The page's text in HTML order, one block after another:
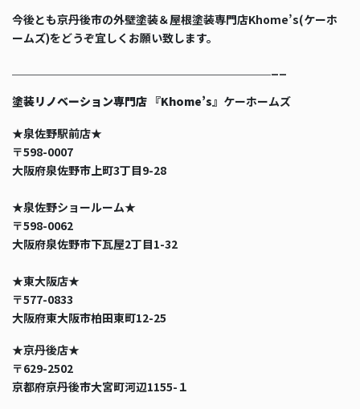
今後とも京丹後市の外壁塗装＆屋根塗装専門店Khome’s(ケーホ
ームズ)をどうぞ宜しくお願い致します。
塗装リノベーション専門店 『Khome’s』 ケーホームズ
★泉佐野駅前店★
〒598-0007
大阪府泉佐野市上町3丁目9-28
★泉佐野ショールーム★
〒598-0062
大阪府泉佐野市下瓦屋2丁目1-32
★東大阪店★
〒577-0833
大阪府東大阪市柏田東町12-25
★京丹後店★
〒629-2502
京都府京丹後市大宮町河辺1155-１